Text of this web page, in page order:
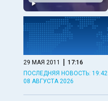
29 МАЯ 2011 | 17:16
ПОСЛЕДНЯЯ НОВОСТЬ: 19:42
08 АВГУСТА 2026